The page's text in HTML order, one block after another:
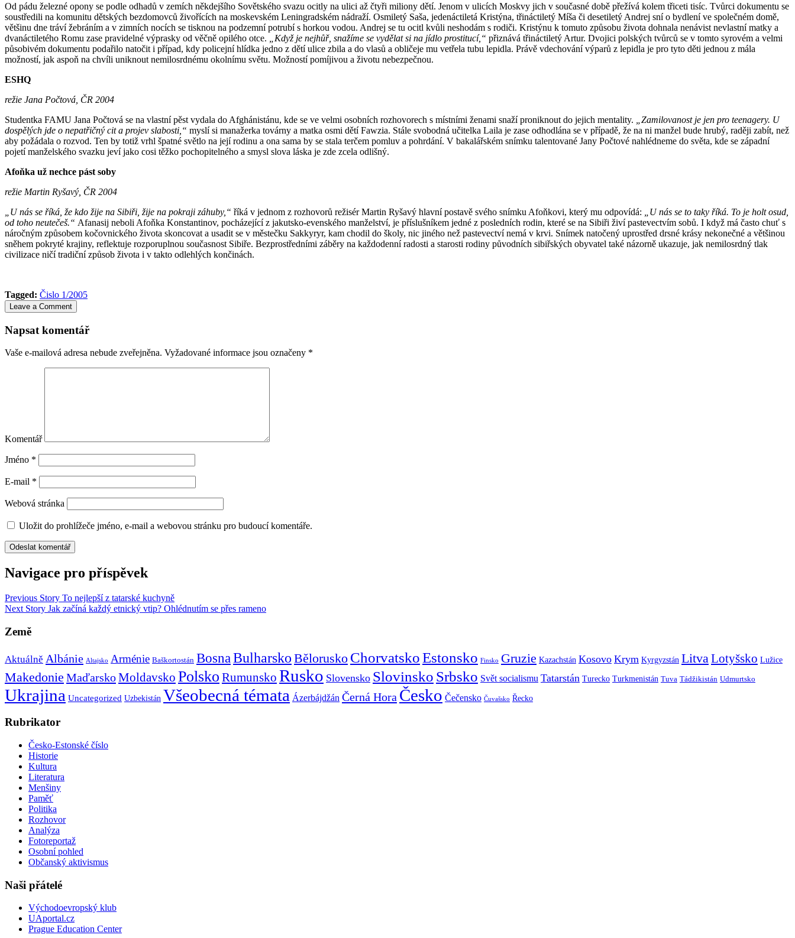
Od pádu železné opony se podle od­hadů v zemích někdejšího Sovětského svazu ocitly na ulici až čtyři miliony dětí. Jenom v ulicích Moskvy jich v současné době pře­žívá kolem třiceti tisíc. Tvůrci dokumentu se
soustředili na komunitu děts­kých bezdomovců živořících na moskev­ském Leningradském nádraží. Osmiletý Saša, jedenáctiletá Kristýna, třináctiletý Míša či desetiletý Andrej sní o bydlení ve společném domě,
většinu dne tráví žeb­ráním a v zimních nocích se tisknou na podzemní potrubí s horkou vodou. Andrej se tu ocitl kvůli neshodám s rodiči. Kris­týnu k tomuto způsobu života dohnala ne­návist nevlastní matky a
dvanáctiletého Romu zase pravidelné výprasky od věčně opilého otce.
„Když je nejhůř, snažíme se vydělat si na jídlo prostitucí,“ přiznává třináctiletý Artur. Dvojici polských tvůrců se v tomto syrovém a velmi
působivém dokumentu podařilo natočit i případ, kdy policejní hlídka jedno z dětí ulice zbila a do vlasů a obličeje mu vetřela tubu le­pidla. Právě vdechování výparů z lepidla je pro tyto děti jednou z mála
možností, jak aspoň na chvíli uniknout nemilosrdnému okolnímu světu. Možností pomí­ji­vou a životu nebezpečnou.
ESHQ
režie Jana Počtová, ČR 2004
Stude­n­tka FAMU Jana Počtová se na vlastní pěst vydala do Afghánistánu, kde se ve velmi osobních rozhovorech s mí­st­ními ženami snaží proniknout do jejich mentality.
„Za­milovanost je jen pro teen­agery. U
do­s­pě­lých jde o nepatřičný cit a projev slabosti,“ myslí si manažerka to­várny a matka osmi dětí Fawzia. Stále svo­bodná učitelka Laila je zase odhod­lána se v případě, že na ni manžel bude hrubý, raději zabít, než
aby požádala o roz­vod. Ten by totiž vrhl špatné světlo na její ro­dinu a ona sama by se stala terčem po­m­luv a pohrdání. V bakalářském snímku talentované Jany Počtové nahlédneme do světa, kde se zá­­padní
pojetí manželského svazku jeví jako cosi těžko po­cho­pitelného a smysl slova láska je zde zcela odlišný.
Afoňka už nechce pást soby
režie Martin Ryšavý, ČR 2004
„U nás se říká, že kdo žije na Sibiři, žije na pokraji záhuby,“ říká v jednom z roz­ho­­vorů režisér Martin Ryšavý hlavní pos­tavě svého snímku Afoňkovi, který mu od­­po­vídá:
„U nás se to taky říká. To je holt osud,
od toho neutečeš.“ Afanasij ne­boli Afoňka Konstantinov, pocházející z ja­kut­sko-even­ského manželství, je přísluš­níkem jedné z posledních rodin, které se na Sibiři živí pastevectvím sobů. I když má často chuť s
náročným způsobem ko­čovnického ži­vota skoncovat a usadit se v městečku Sakkyryr, kam chodil do školy, nic jiného než pastevectví nemá v krvi. Sní­mek natočený upro­střed drsné krásy neko­neč­né a většinou
sněhem pokryté krajiny, ref­lek­tuje rozpo­ruplnou současnost Sibiře. Bez­pro­střed­ními záběry na kaž­dodenní radosti a sta­rosti rodiny pů­vodních si­biř­ských obyvatel také názorně ukazuje, jak nemilosrdný tlak
civilizace ničí tra­diční způsob života i v takto od­leh­lých končinách.
Tagged: Čislo 1/2005
Leave a Comment
Napsat komentář
Vaše e-mailová adresa nebude zveřejněna. Vyžadované informace jsou označeny *
Komentář
Jméno *
E-mail *
Webová stránka
Uložit do prohlížeče jméno, e-mail a webovou stránku pro budoucí komentáře.
Navigace pro příspěvek
Previous Story To nejlepší z tatarské kuchyně
Next Story Jak začíná každý etnický vtip? Ohlédnutím se přes rameno
Země
Aktuálně Albánie Altajsko Arménie Baškortostán Bosna Bulharsko Bělorusko ChorvatskoEstonsko Finsko Gruzie Kazachstán Kosovo Krym Kyrgyzstán Litva Lotyšsko Lužice
Makedonie MaďarskoMoldavsko Polsko Rumunsko Rusko Slovensko Slovinsko Srbsko Svět socialismu Tatarstán Turecko Turkmenistán Tuva Tádžikistán Udmurtsko
Ukrajina Uncategorized Uzbekistán Všeobecná témata Ázerbájdžán Černá Hora Česko Čečensko Čuvašsko Řecko
Rubrikator
Česko-Estonské číslo
Historie
Kultura
Literatura
Menšiny
Paměť
Politika
Rozhovor
Analýza
Fotoreportaž
Osobní pohled
Občanský aktivismus
Naši přátelé
Východoevropský klub
UAportal.cz
Prague Education Center